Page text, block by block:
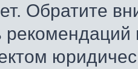
Обратите